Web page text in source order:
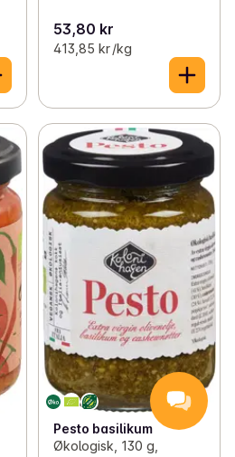
53,80 kr
413,85 kr /kg
Pesto basilikum
Økologisk, 130 g,